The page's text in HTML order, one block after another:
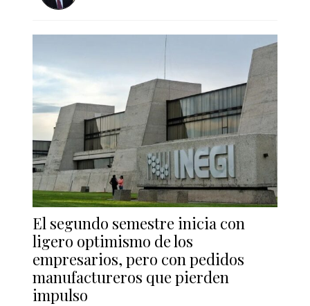
El segundo semestre inicia con
ligero optimismo de los
empresarios, pero con pedidos
manufactureros que pierden
impulso